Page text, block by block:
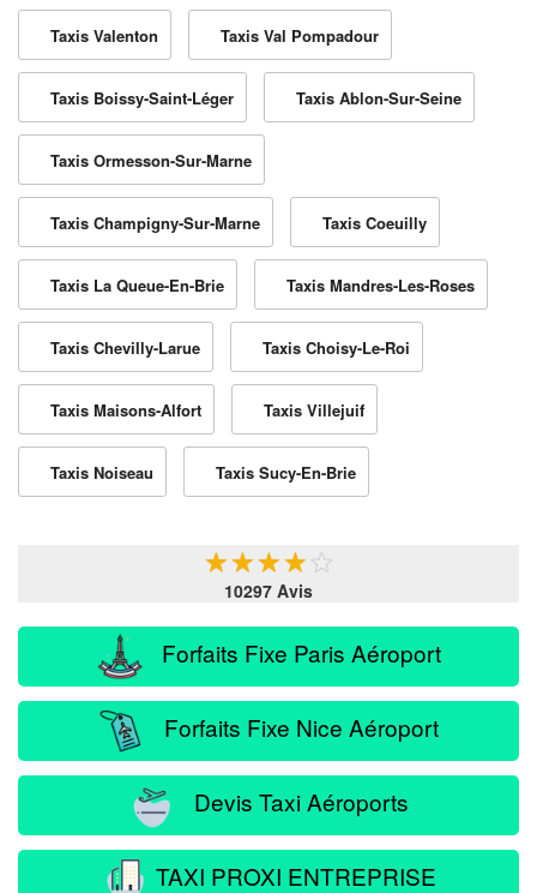
Taxis Valenton Taxis Val Pompadour
Taxis Boissy-Saint-Léger Taxis Ablon-Sur-Seine
Taxis Ormesson-Sur-Marne
Taxis Champigny-Sur-Marne Taxis Coeuilly
Taxis La Queue-En-Brie Taxis Mandres-Les-Roses
Taxis Chevilly-Larue Taxis Choisy-Le-Roi
Taxis Maisons-Alfort Taxis Villejuif
Taxis Noiseau Taxis Sucy-En-Brie
★★★★ ★
10297 Avis
Forfaits Fixe Paris Aéroport
Forfaits Fixe Nice Aéroport
Devis Taxi Aéroports
TAXI PROXI ENTREPRISE